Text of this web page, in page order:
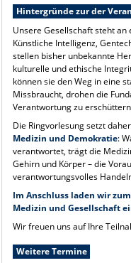
Hintergründe zur der
Unsere Gesellschaft steht an
Künstliche Intelligenz,
stellen bisher unbekannte
kulturelle und ethische
können sie den Weg in eine
Missbraucht, drohen die
Verantwortung zu
Die Ringvorlesung setzt
Medizin und Demokratie:
verantwortet, trägt die
Gehirn und Körper – die
verantwortungsvolles
Im Anschluss laden wir
Medizin und Gesellschaft
Wir freuen uns auf Ihre
Weitere Termine